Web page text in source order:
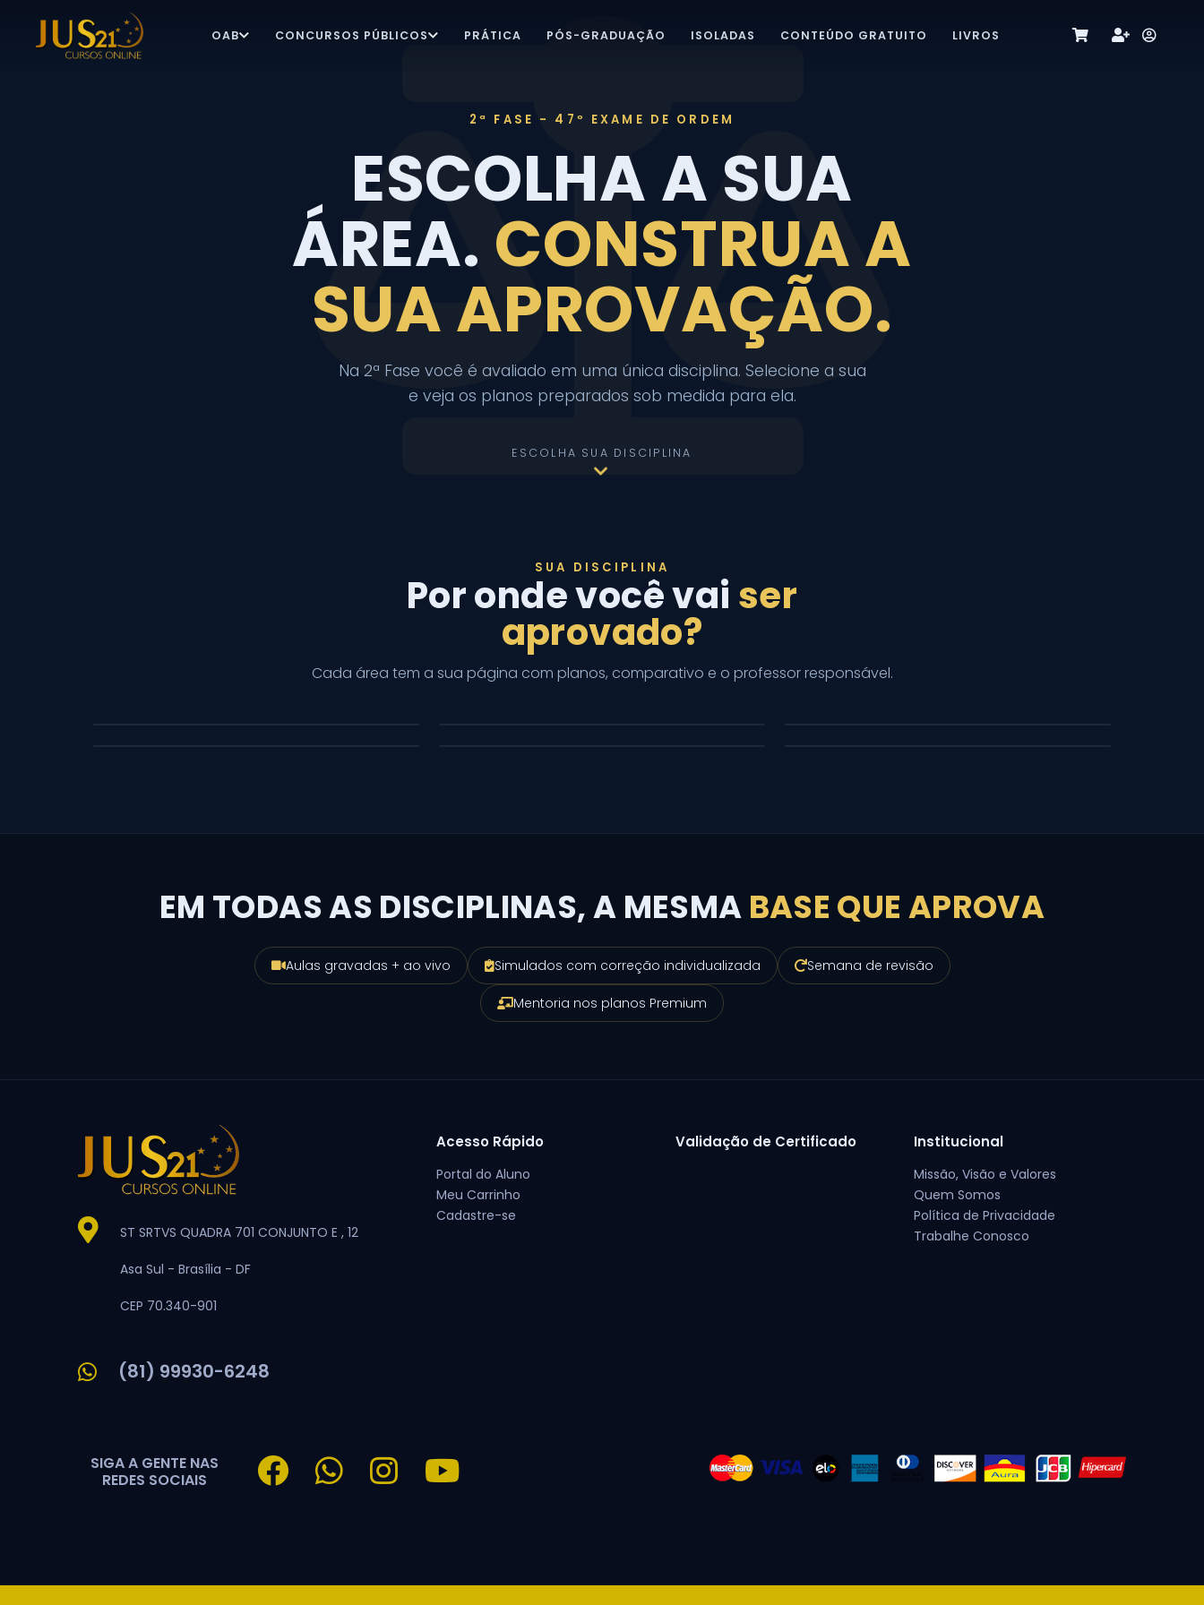
OAB CONCURSOS PÚBLICOS PRÁTICA PÓS-GRADUAÇÃO ISOLADAS CONTEÚDO GRATUITO LIVROS
2ª FASE - 47º EXAME DE ORDEM
ESCOLHA A SUA
ÁREA. CONSTRUA A
SUA APROVAÇÃO.
Na 2ª Fase você é avaliado em uma única disciplina. Selecione a sua
e veja os planos preparados sob medida para ela.
ESCOLHA SUA DISCIPLINA
SUA DISCIPLINA
Por onde você vai ser
aprovado?
Cada área tem a sua página com planos, comparativo e o professor responsável.
EM TODAS AS DISCIPLINAS, A MESMA BASE QUE APROVA
Aulas gravadas + ao vivo Simulados com correção individualizada Semana de revisão
Mentoria nos planos Premium
ST SRTVS QUADRA 701 CONJUNTO E , 12
Asa Sul - Brasília - DF
CEP 70.340-901
(81) 99930-6248
Acesso Rápido
Portal do Aluno
Meu Carrinho
Cadastre-se
Validação de Certificado Institucional
Missão, Visão e Valores
Quem Somos
Política de Privacidade
Trabalhe Conosco
SIGA A GENTE NAS
REDES SOCIAIS